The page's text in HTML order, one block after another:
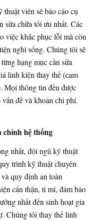
viên sẽ báo cáo cụ
sửa chữa tối ưu nhất. Các
việc khắc phục lỗi mà còn
nghi sống. Chúng tôi sẽ
từng hạng mục cần sửa
linh kiện thay thế (cam
Mọi thông tin đều được
đề và khoản chi phí.
chỉnh hệ thống
nhất, đội ngũ kỹ thuật
trình kỹ thuật chuyên
quy định an toàn
cẩn thận, tỉ mỉ, đảm bảo
nhất đến sinh hoạt gia
Chúng tôi thay thế linh